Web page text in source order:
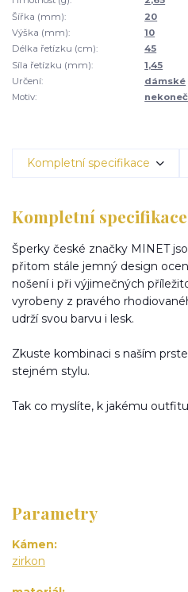
Šířka (mm):
20
Výška (mm):
10
Délka řetízku (cm):
45
Síla řetízku (mm):
1,45
Určení:
dámské
Motiv:
Kompletní specifikace
Kompletní specifikace
Šperky české značky MINET
přitom stále jemný design
nošení i při výjimečných
vyrobeny z pravého
udrží svou barvu i lesk.
Zkuste kombinaci s naším
stejném stylu.
Tak co myslíte, k jakému
Parametry
Kámen
zirkon